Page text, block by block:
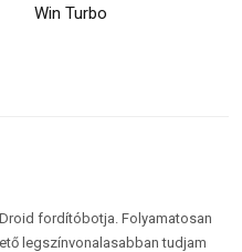
Win Turbo
fordítóbotja. Folyamatosan
legszínvonalasabban tudjam